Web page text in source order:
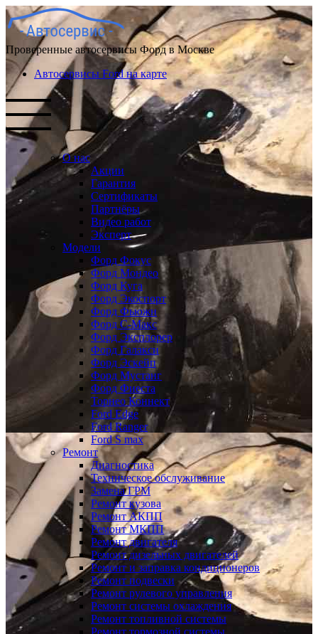
Проверенные автосервисы Форд в Москве
Автосервисы Ford на карте
О нас
Акции
Гарантия
Сертификаты
Партнёры
Видео работ
Эксперт
Модели
Форд Фокус
Форд Мондео
Форд Куга
Форд Экоспорт
Форд Фьюжн
Форд С-Макс
Форд Эксплорер
Форд Галакси
Форд Эскейп
Форд Мустанг
Форд Фиеста
Торнео Коннект
Ford Edge
Ford Ranger
Ford S max
Ремонт
Диагностика
Техническое обслуживание
Замена ГРМ
Ремонт кузова
Ремонт АКПП
Ремонт МКПП
Ремонт двигателя
Ремонт дизельных двигателей
Ремонт и заправка кондиционеров
Ремонт подвески
Ремонт рулевого управления
Ремонт системы охлаждения
Ремонт топливной системы
Ремонт тормозной системы